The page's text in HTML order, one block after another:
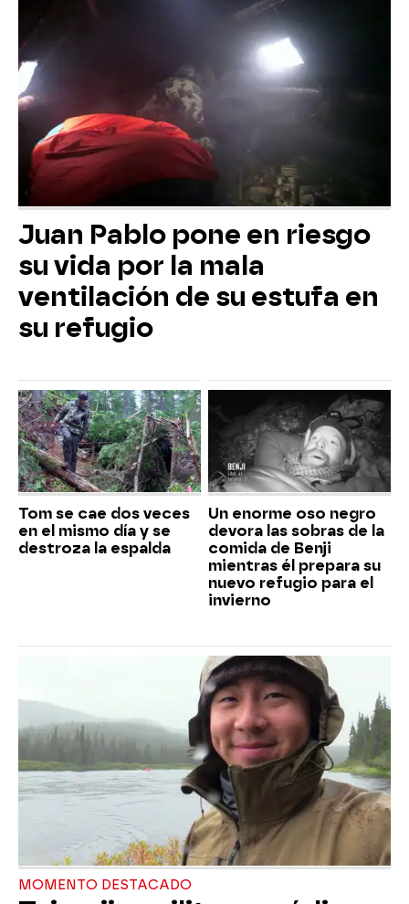
Juan Pablo pone en riesgo
su vida por la mala
ventilación de su estufa en
su refugio
Tom se cae dos veces
en el mismo día y se
destroza la espalda
Un enorme oso negro
devora las sobras de la
comida de Benji
mientras él prepara su
nuevo refugio para el
invierno
MOMENTO DESTACADO